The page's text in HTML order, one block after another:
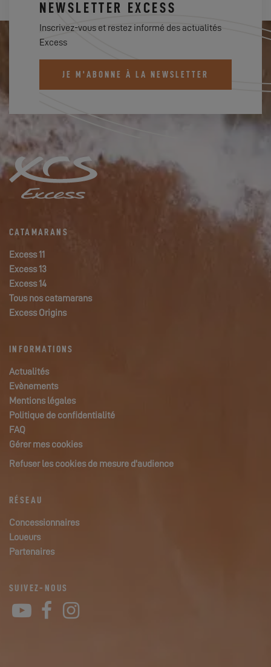
NEWSLETTER EXCESS
Inscrivez-vous et restez informé des actualités
Excess
JE M'ABONNE À LA NEWSLETTER
CATAMARANS
Excess 11
Excess 13
Excess 14
Tous nos catamarans
Excess Origins
INFORMATIONS
Actualités
Evènements
Mentions légales
Politique de confidentialité
FAQ
Gérer mes cookies
Refuser les cookies de mesure d'audience
RÉSEAU
Concessionnaires
Loueurs
Partenaires
SUIVEZ-NOUS
YouTube
Facebook
Instagram